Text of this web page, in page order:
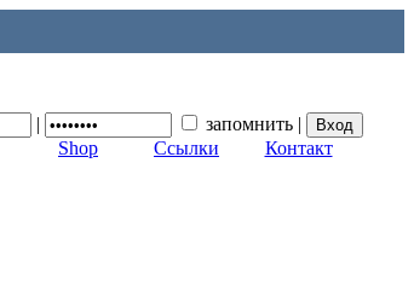
| запомнить |
Shop Ссылки Контакт